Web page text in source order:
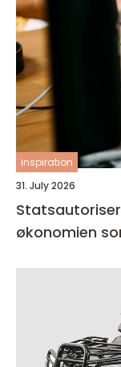
inspiration
31. July 2026
økonomien